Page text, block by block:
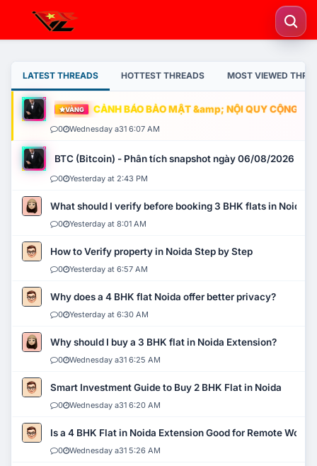
LATEST THREADS HOTTEST THREADS MOST VIEWED
VÀNG CẢNH BÁO BẢO MẬT &amp; NỘI QUY CỘNG
0 Wednesday a31 6:07 AM
BTC (Bitcoin) - Phân tích snapshot ngày 06/08/2026
0 Yesterday at 2:43 PM
What should I verify before booking 3 BHK flats in Noida?
0 Yesterday at 8:01 AM
How to Verify property in Noida Step by Step
0 Yesterday at 6:57 AM
Why does a 4 BHK flat Noida offer better privacy?
0 Yesterday at 6:30 AM
Why should I buy a 3 BHK flat in Noida Extension?
0 Wednesday a31 6:25 AM
Smart Investment Guide to Buy 2 BHK Flat in Noida
0 Wednesday a31 6:20 AM
Is a 4 BHK Flat in Noida Extension Good for Remote Work?
0 Wednesday a31 5:26 AM